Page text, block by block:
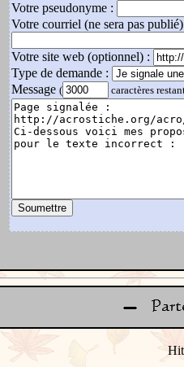
Votre pseudonyme :
Votre courriel (ne sera pas
Votre site web (optionnel) :
Type de demande :
Message ( caractères